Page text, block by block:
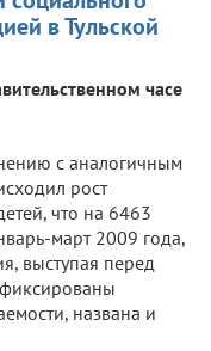
в Тульской
часе
с аналогичным
рост
что на 6463
март 2009 года,
выступая перед
названа и